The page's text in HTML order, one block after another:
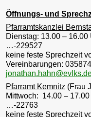
Öffnungs- und
Pfarramtskanzlei
Dienstag: 13.00 –
…-229527
keine feste Sprechzeit
Vereinbarungen:
Pfarramt Kemnitz (Frau
Mittwoch: 14.00 –
…-22763
keine feste Sprechzeit